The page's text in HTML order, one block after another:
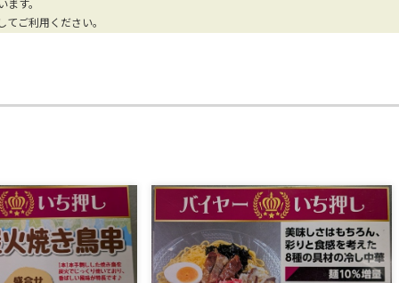
す。
ご利用ください。